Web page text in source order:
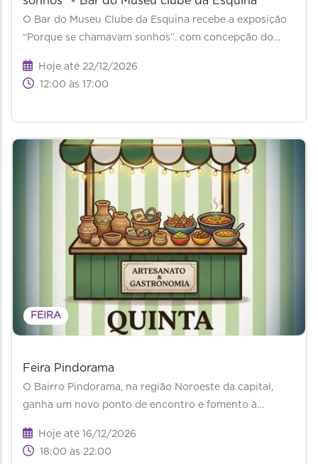
O Bar do Museu Clube da Esquina recebe a exposição
“Porque se chamavam sonhos”. com concepção do…
Hoje até 22/12/2026
12:00 às 17:00
FEIRA
Feira Pindorama
O Bairro Pindorama, na região Noroeste da capital,
ganha um novo ponto de encontro e fomento à…
Hoje até 16/12/2026
18:00 às 22:00